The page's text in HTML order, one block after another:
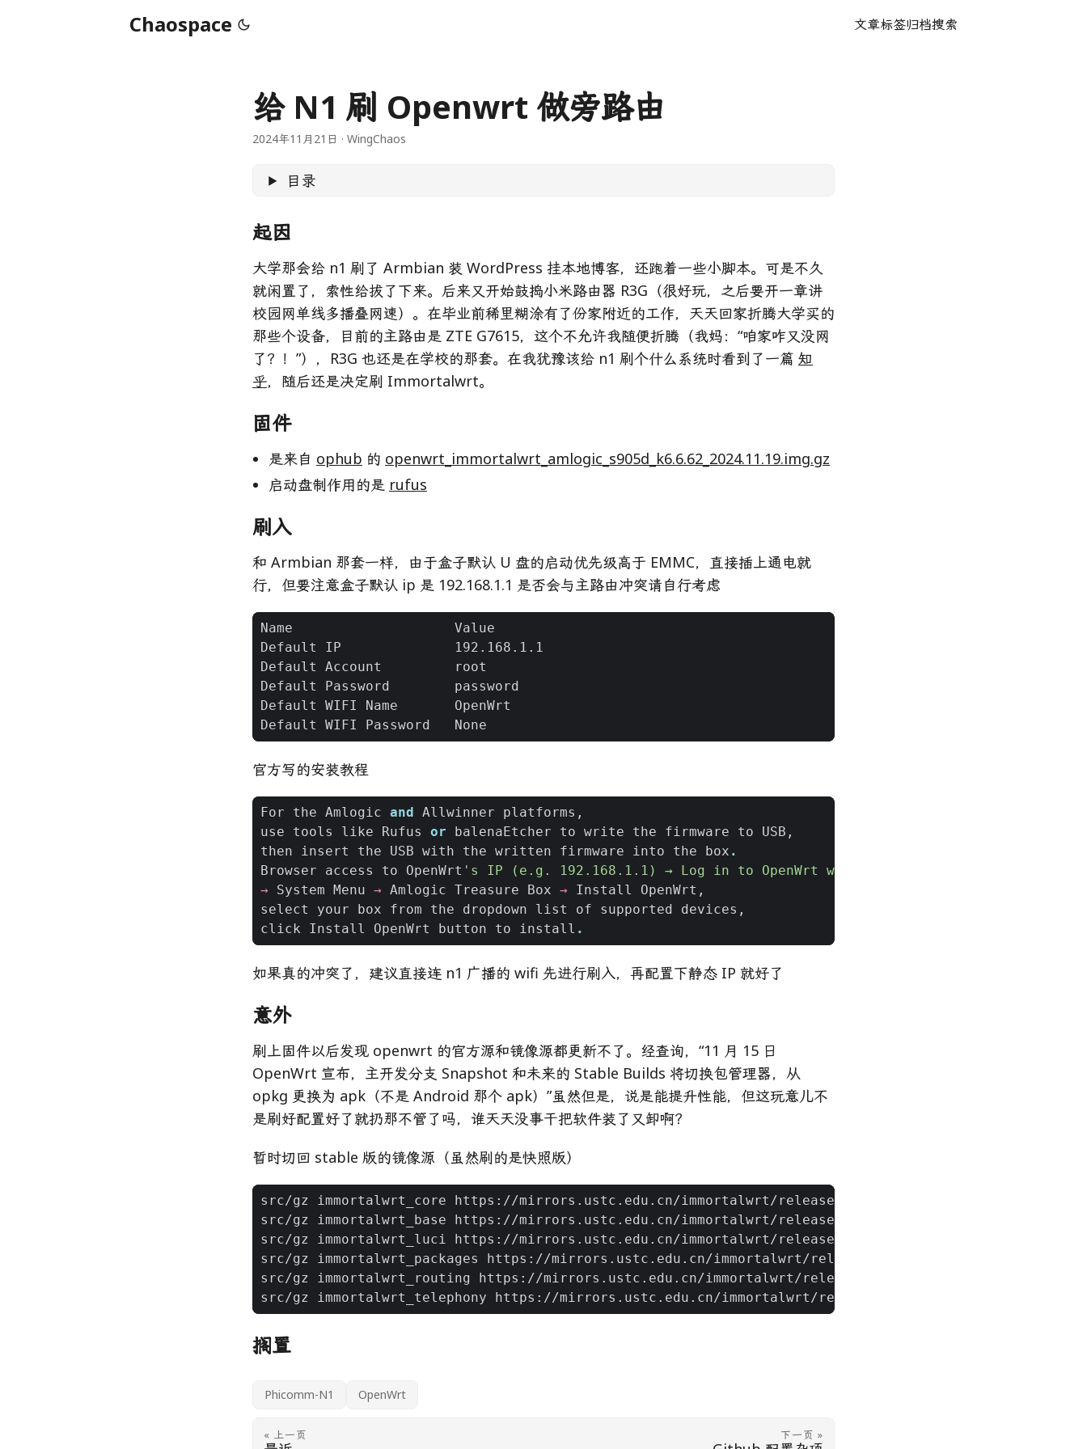
Chaospace 文章标签归档搜索
给 N1 刷 Openwrt 做旁路由
2024年11月21日 · WingChaos
目录
起因
大学那会给 n1 刷了 Armbian 装 WordPress 挂本地博客，还跑着一些小脚本。可是不久
就闲置了，索性给拔了下来。后来又开始鼓捣小米路由器 R3G（很好玩，之后要开一章讲
校园网单线多播叠网速）。在毕业前稀里糊涂有了份家附近的工作，天天回家折腾大学买的
那些个设备，目前的主路由是 ZTE G7615，这个不允许我随便折腾（我妈：“咱家咋又没网
了？！”），R3G 也还是在学校的那套。在我犹豫该给 n1 刷个什么系统时看到了一篇 知
乎，随后还是决定刷 Immortalwrt。
固件
是来自 ophub 的 openwrt_immortalwrt_amlogic_s905d_k6.6.62_2024.11.19.img.gz
启动盘制作用的是 rufus
刷入
和 Armbian 那套一样，由于盒子默认 U 盘的启动优先级高于 EMMC，直接插上通电就
行，但要注意盒子默认 ip 是 192.168.1.1 是否会与主路由冲突请自行考虑
官方写的安装教程
For the Amlogic and Allwinner platforms ,
use
tools like Rufus or balenaEtcher to write the firmware to USB ,
then
insert the USB with the written firmware into the box .
Browser
access to OpenWrt 's IP (e.g. 192.168.1.1) → Log in to OpenWrt with the default account
→
System Menu → Amlogic Treasure Box → Install OpenWrt ,
select
your box from the dropdown list of supported devices ,
click
Install OpenWrt button to install .
如果真的冲突了，建议直接连 n1 广播的 wifi 先进行刷入，再配置下静态 IP 就好了
意外
刷上固件以后发现 openwrt 的官方源和镜像源都更新不了。经查询，“11 月 15 日
OpenWrt 宣布，主开发分支 Snapshot 和未来的 Stable Builds 将切换包管理器，从
opkg 更换为 apk（不是 Android 那个 apk）”虽然但是，说是能提升性能，但这玩意儿不
是刷好配置好了就扔那不管了吗，谁天天没事干把软件装了又卸啊？
暂时切回 stable 版的镜像源（虽然刷的是快照版）
搁置
Phicomm-N1 OpenWrt
« 上一页 下一页 »